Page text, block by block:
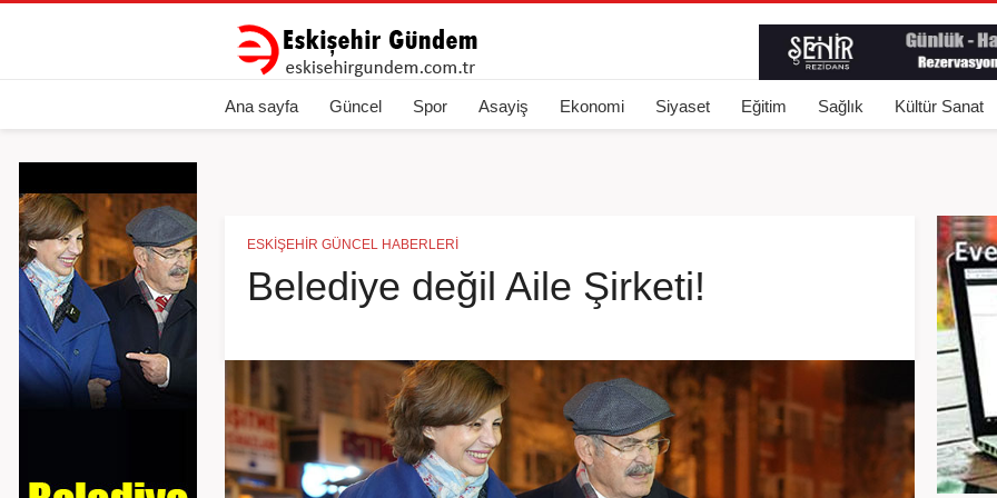
Ana sayfa Güncel Spor Asayiş Ekonomi Siyaset Eğitim Sağlık Kültür Sanat
ESKIŞEHIR GÜNCEL HABERLERI
Belediye değil Aile Şirketi!